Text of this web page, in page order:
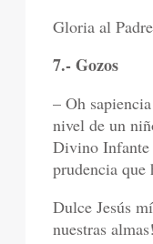
Gloria al
7.- Gozos
– Oh
nivel de un
Divino Infante
prudencia que
Dulce Jesús
nuestras